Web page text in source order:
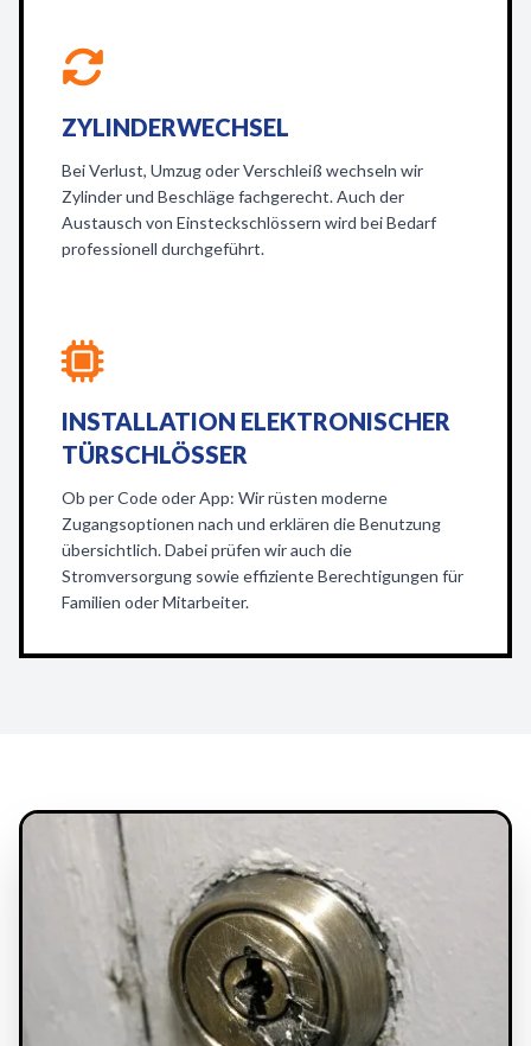
ZYLINDERWECHSEL
Bei Verlust, Umzug oder Verschleiß wechseln wir
Zylinder und Beschläge fachgerecht. Auch der
Austausch von Einsteckschlössern wird bei Bedarf
professionell durchgeführt.
INSTALLATION ELEKTRONISCHER
TÜRSCHLÖSSER
Ob per Code oder App: Wir rüsten moderne
Zugangsoptionen nach und erklären die Benutzung
übersichtlich. Dabei prüfen wir auch die
Stromversorgung sowie effiziente Berechtigungen für
Familien oder Mitarbeiter.